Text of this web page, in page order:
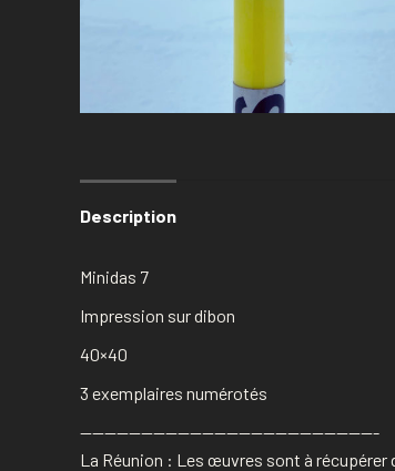
Description
Minidas 7
Impression sur dibon
40×40
3 exemplaires numérotés
————————————————————————-
La Réunion : Les œuvres sont à récupérer